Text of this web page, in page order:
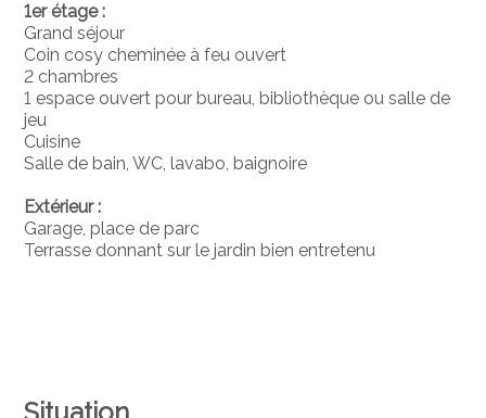
1er étage :
Grand séjour
Coin cosy cheminée à feu ouvert
2 chambres
1 espace ouvert pour bureau, bibliothèque ou salle de
jeu
Cuisine
Salle de bain, WC, lavabo, baignoire
Extérieur :
Garage, place de parc
Terrasse donnant sur le jardin bien entretenu